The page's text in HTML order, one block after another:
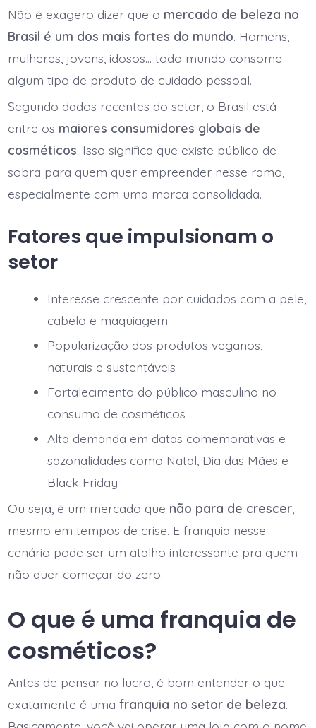
Não é exagero dizer que o mercado de beleza no
Brasil é um dos mais fortes do mundo. Homens,
mulheres, jovens, idosos… todo mundo consome
algum tipo de produto de cuidado pessoal.
Segundo dados recentes do setor, o Brasil está
entre os maiores consumidores globais de
cosméticos. Isso significa que existe público de
sobra para quem quer empreender nesse ramo,
especialmente com uma marca consolidada.
Fatores que impulsionam o
setor
Interesse crescente por cuidados com a pele,
cabelo e maquiagem
Popularização dos produtos veganos,
naturais e sustentáveis
Fortalecimento do público masculino no
consumo de cosméticos
Alta demanda em datas comemorativas e
sazonalidades como Natal, Dia das Mães e
Black Friday
Ou seja, é um mercado que não para de crescer,
mesmo em tempos de crise. E franquia nesse
cenário pode ser um atalho interessante pra quem
não quer começar do zero.
O que é uma franquia de
cosméticos?
Antes de pensar no lucro, é bom entender o que
exatamente é uma franquia no setor de beleza.